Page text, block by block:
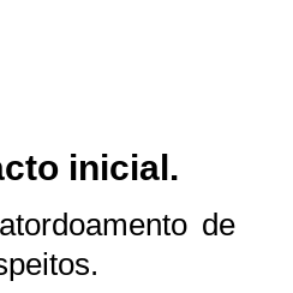
inicial.
de